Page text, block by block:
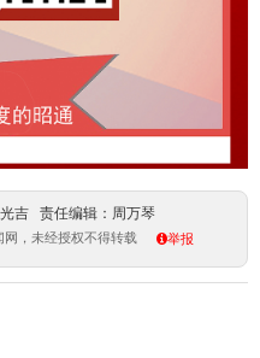
吉 责任编辑：周万琴
，未经授权不得转载 举报